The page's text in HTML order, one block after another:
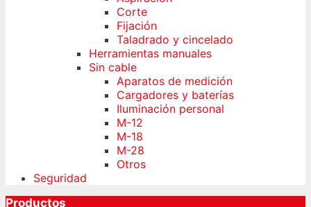
Corte
Fijación
Taladrado y cincelado
Herramientas manuales
Sin cable
Aparatos de medición
Cargadores y baterías
Iluminación personal
M-12
M-18
M-28
Otros
Seguridad
Productos